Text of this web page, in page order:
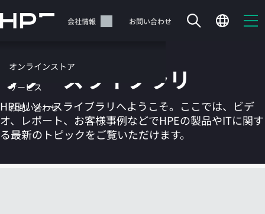
イ
テ
ツ
に
ス
ッ
サポート 会社情報 お問い合わせ
オンラインストア
サービス
お問い合わせ
カートは空です
リソースライブラリ
HPEリソースライブラリへようこそ。ここでは、ビデ
オ、レポート、お客様事例などでHPEの製品やITに関す
る最新のトピックをご覧いただけます。